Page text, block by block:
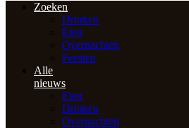
Zoeken
Drinken
Eten
Overnachten
Feesten
Alle
nieuws
Eten
Drinken
Overnachten